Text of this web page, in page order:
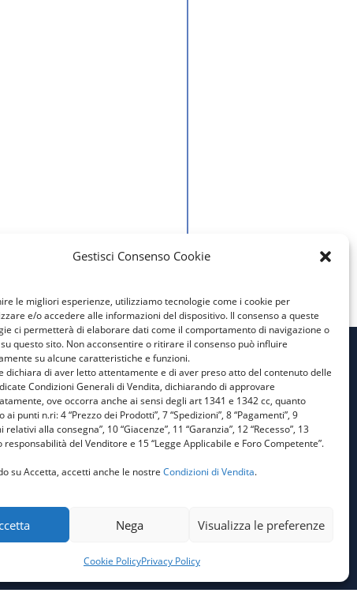
Gestisci Consenso Cookie
le migliori esperienze, utilizziamo tecnologie come i cookie per
e/o accedere alle informazioni del dispositivo. Il consenso a queste
ci permetterà di elaborare dati come il comportamento di navigazione o
questo sito. Non acconsentire o ritirare il consenso può influire
su alcune caratteristiche e funzioni.
dichiara di aver letto attentamente e di aver preso atto del contenuto delle
Condizioni Generali di Vendita, dichiarando di approvare
ove occorra anche ai sensi degli art 1341 e 1342 cc, quanto
ai punti n.ri: 4 “Prezzo dei Prodotti”, 7 “Spedizioni”, 8 “Pagamenti”, 9
relativi alla consegna”, 10 “Giacenze”, 11 “Garanzia”, 12 “Recesso”, 13
responsabilità del Venditore e 15 “Legge Applicabile e Foro Competente”.
su Accetta, accetti anche le nostre Condizioni di Vendita.
Nega Visualizza le preferenze
Cookie PolicyPrivacy Policy
Privacy Policy
Cookie Policy
Condizioni Generali di
Vendita